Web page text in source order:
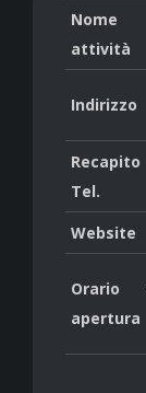
Nome
attività
Indirizzo
Recapito
Tel.
Website
Orario
apertura